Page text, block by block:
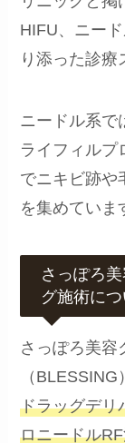
HIFU、ニー
り添った診療
ニードル系で
ライフィルプ
でニキビ跡や
を集めていま
さっぽろ
グ施術に
さっぽろ美容
（
ドラッグデリ
ロニードル